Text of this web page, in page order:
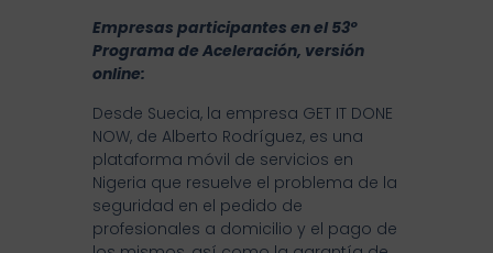
Empresas participantes en el 53º
Programa de Aceleración, versión
online:
Desde Suecia, la empresa GET IT DONE
NOW, de Alberto Rodríguez, es una
plataforma móvil de servicios en
Nigeria que resuelve el problema de la
seguridad en el pedido de
profesionales a domicilio y el pago de